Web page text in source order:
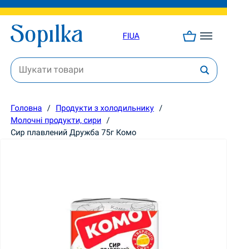
FIUA
Головна / Продукти з холодильнику /
Молочні продукти, сири /
Сир плавлений Дружба 75г Комо